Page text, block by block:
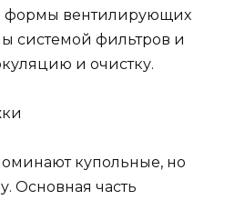
формы вентилирующих
системой фильтров и
и очистку.
купольные, но
Основная часть